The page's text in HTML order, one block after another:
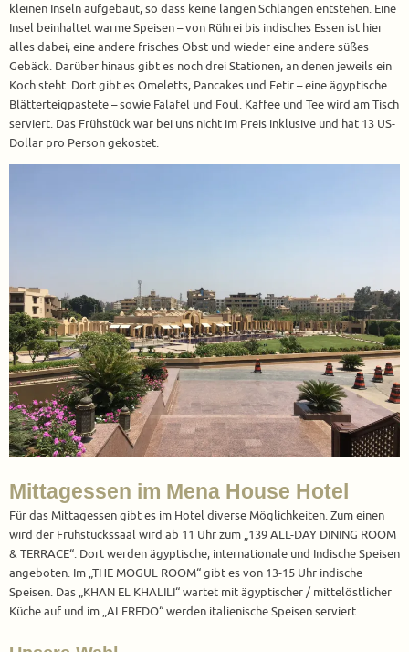
kleinen Inseln aufgebaut, so dass keine langen Schlangen entstehen. Eine
Insel beinhaltet warme Speisen – von Rührei bis indisches Essen ist hier
alles dabei, eine andere frisches Obst und wieder eine andere süßes
Gebäck. Darüber hinaus gibt es noch drei Stationen, an denen jeweils ein
Koch steht. Dort gibt es Omeletts, Pancakes und Fetir – eine ägyptische
Blätterteigpastete – sowie Falafel und Foul. Kaffee und Tee wird am Tisch
serviert. Das Frühstück war bei uns nicht im Preis inklusive und hat 13 US-
Dollar pro Person gekostet.
Mittagessen im Mena House Hotel
Für das Mittagessen gibt es im Hotel diverse Möglichkeiten. Zum einen
wird der Frühstückssaal wird ab 11 Uhr zum „139 ALL-DAY DINING ROOM
& TERRACE“. Dort werden ägyptische, internationale und Indische Speisen
angeboten. Im „THE MOGUL ROOM“ gibt es von 13-15 Uhr indische
Speisen. Das „KHAN EL KHALILI“ wartet mit ägyptischer / mittelöstlicher
Küche auf und im „ALFREDO“ werden italienische Speisen serviert.